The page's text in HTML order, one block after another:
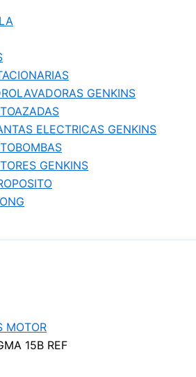
GENKINS
ELECTRICAS GENKINS
GENKINS
MOTOR
15B REF